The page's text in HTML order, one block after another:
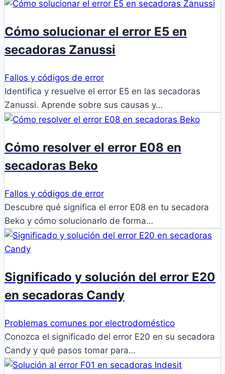
Cómo solucionar el error E5 en
secadoras Zanussi
Fallos y códigos de error
Identifica y resuelve el error E5 en las secadoras
Zanussi. Aprende sobre sus causas y…
Cómo resolver el error E08 en
secadoras Beko
Fallos y códigos de error
Descubre qué significa el error E08 en tu secadora
Beko y cómo solucionarlo de forma…
Significado y solución del error E20
en secadoras Candy
Problemas comunes por electrodoméstico
Conozca el significado del error E20 en su secadora
Candy y qué pasos tomar para…